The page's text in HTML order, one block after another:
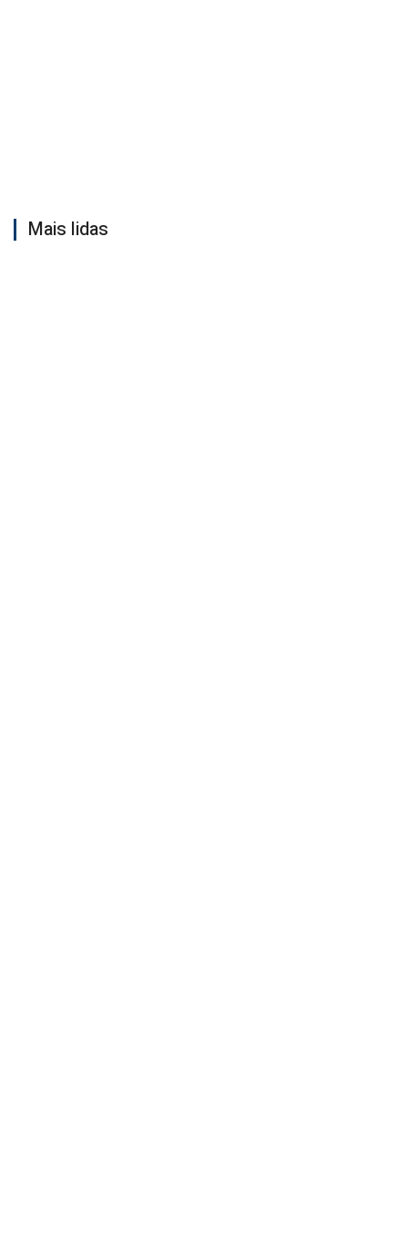
Mais lidas